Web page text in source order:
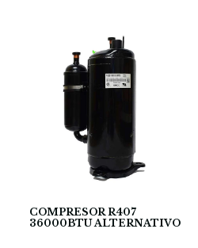
COMPRESOR R407
36000BTU ALTERNATIVO